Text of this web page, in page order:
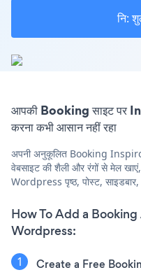
नि:
आपकी Booking साइट पर
करना कभी आसान नहीं रहा
अपनी अनुकूलित Booking
वेबसाइट की शैली और रंगों से मेल
Wordpress पृष्ठ, पोस्ट,
How To Add a
Wordpress:
Create a Free